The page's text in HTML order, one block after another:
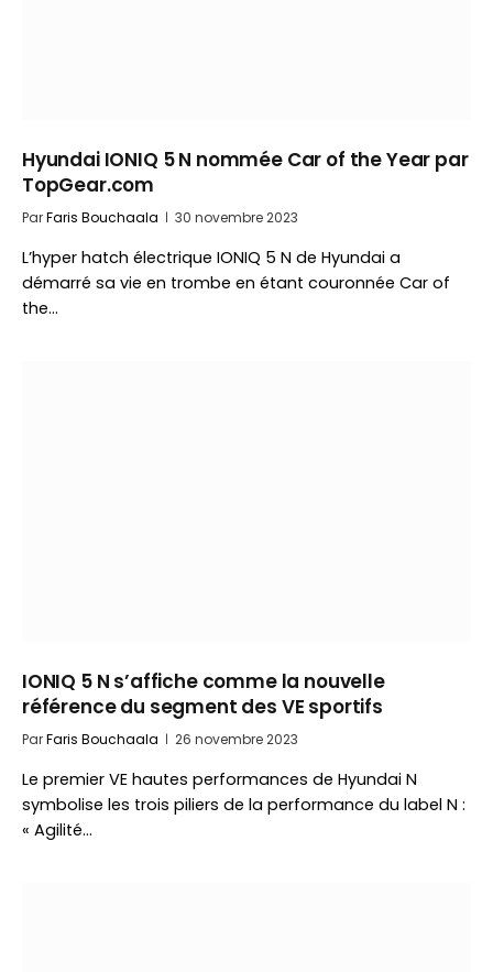
Hyundai IONIQ 5 N nommée Car of the Year par
TopGear.com
ParFaris Bouchaala 30 novembre 2023
L’hyper hatch électrique IONIQ 5 N de Hyundai a
démarré sa vie en trombe en étant couronnée Car of
the…
IONIQ 5 N s’affiche comme la nouvelle
référence du segment des VE sportifs
ParFaris Bouchaala 26 novembre 2023
Le premier VE hautes performances de Hyundai N
symbolise les trois piliers de la performance du label N :
« Agilité…